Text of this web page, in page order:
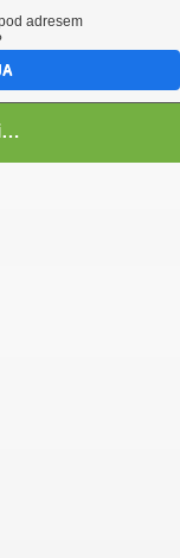
Witam na mojej stronie - Marcin SQ5LTA
adresem